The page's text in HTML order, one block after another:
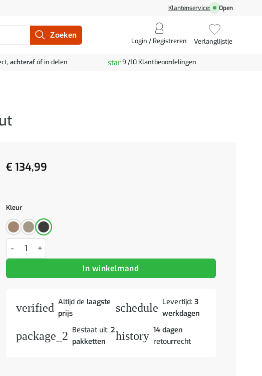
Klantenservice: Open
Login / Registreren Verlanglijstje
achterafóf in delen star9 /10 Klantbeoordelingen
€ 134,99
Kleur
Highboard Wandgemonteerd 2 pcs Zwart Eiken Bewerkt hout aantal
In winkelmand
verified Altijd de laagste
prijs
schedule Levertijd:3
werkdagen
package_2 Bestaat uit: 2
pakketten
history 14 dagen
retourrecht